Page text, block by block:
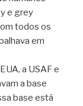
e grey
todos os
em
a USAF e
a base
base está